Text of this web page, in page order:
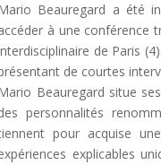
Beauregard a été
à une conférence
de Paris
de courtes
Beauregard situe
personnalités
pour acquise
explicables